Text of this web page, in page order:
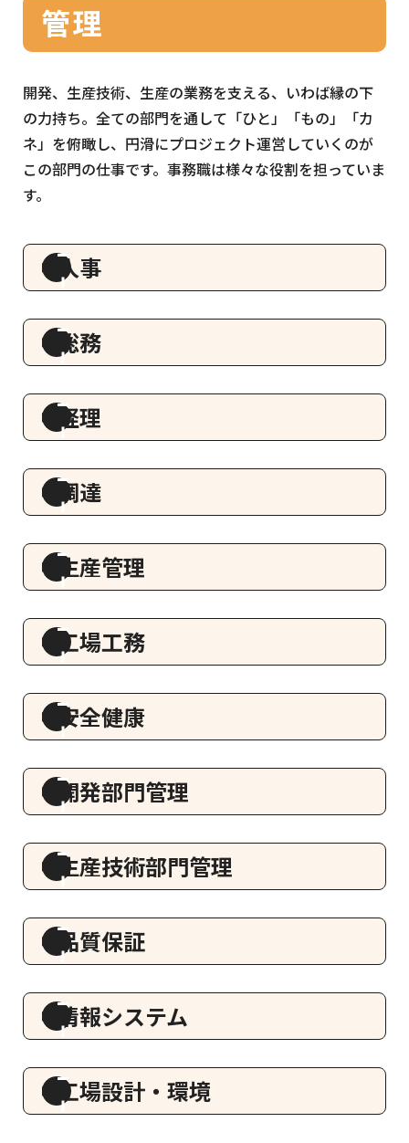
管理
開発、生産技術、生産の業務を支える、いわば縁の下
の力持ち。全ての部門を通して「ひと」「もの」「カ
ネ」を俯瞰し、円滑にプロジェクト運営していくのが
この部門の仕事です。事務職は様々な役割を担っていま
す。
人事
総務
経理
調達
生産管理
工場工務
安全健康
開発部門管理
生産技術部門管理
品質保証
情報システム
工場設計・環境